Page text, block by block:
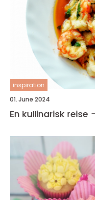
inspiration
01. June 2024
En kullinarisk